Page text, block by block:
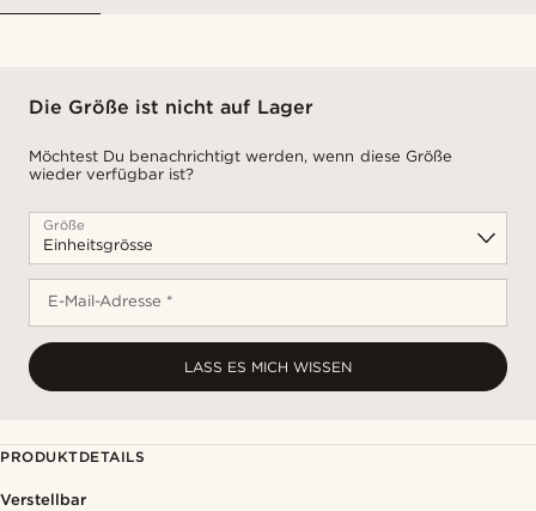
Die Größe ist nicht auf Lager
Möchtest Du benachrichtigt werden, wenn diese Größe
wieder verfügbar ist?
Größe
E-Mail-Adresse *
LASS ES MICH WISSEN
PRODUKTDETAILS
Verstellbar